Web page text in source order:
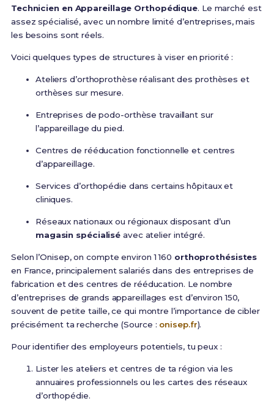
Technicien en Appareillage Orthopédique. Le marché est
assez spécialisé, avec un nombre limité d’entreprises, mais
les besoins sont réels.
Voici quelques types de structures à viser en priorité :
Ateliers d’orthoprothèse réalisant des prothèses et
orthèses sur mesure.
Entreprises de podo-orthèse travaillant sur
l’appareillage du pied.
Centres de rééducation fonctionnelle et centres
d’appareillage.
Services d’orthopédie dans certains hôpitaux et
cliniques.
Réseaux nationaux ou régionaux disposant d’un
magasin spécialisé avec atelier intégré.
Selon l’Onisep, on compte environ 1 160 orthoprothésistes
en France, principalement salariés dans des entreprises de
fabrication et des centres de rééducation. Le nombre
d’entreprises de grands appareillages est d’environ 150,
souvent de petite taille, ce qui montre l’importance de cibler
précisément ta recherche (Source : onisep.fr).
Pour identifier des employeurs potentiels, tu peux :
Lister les ateliers et centres de ta région via les
annuaires professionnels ou les cartes des réseaux
d’orthopédie.